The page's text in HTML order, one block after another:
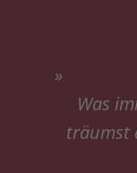
»
Was
träumst